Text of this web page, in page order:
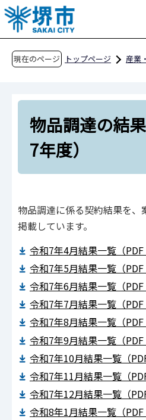
こ
の
ペ
現在のページ トップページ
産業
物品調達、業務委託
い
入札・契約結果情報
物品調達に係る入札・
物品調達の結果情報
物品調達の結
7年度）
物品調達に係る契約結果を
掲載しています。
令和7年4月結果一覧（PDF
令和7年5月結果一覧（PDF
令和7年6月結果一覧（PDF
令和7年7月結果一覧（PDF
令和7年8月結果一覧（PDF
令和7年9月結果一覧（PDF
令和7年10月結果一覧（
令和7年11月結果一覧（
令和7年12月結果一覧（
令和8年1月結果一覧（PDF